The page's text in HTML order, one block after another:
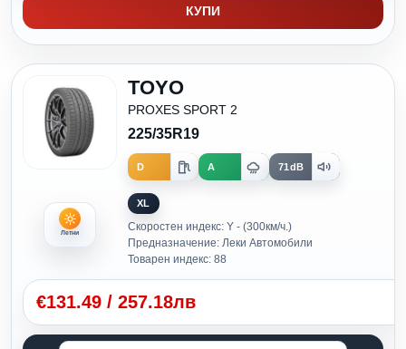
КУПИ
Летни
TOYO
PROXES SPORT 2
225/35R19
D A 71dB
XL
Скоростен индекс: Y - (300км/ч.)
Предназначение: Леки Автомобили
Товарен индекс: 88
€131.49 / 257.18лв